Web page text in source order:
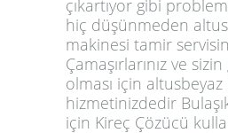
çıkartıyor gibi
hiç düşünmeden
makinesi tamir
Çamaşırlarınız ve
olması için altusbeyaz
hizmetinizdedir
için Kireç Çözücü